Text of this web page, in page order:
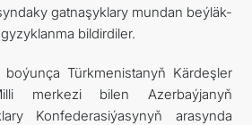
gatnaşyklary mundan beýläk-
bildirdiler.
Türkmenistanyň Kärdeşler
merkezi bilen Azerbaýjanyň
Konfederasiýasynyň arasynda